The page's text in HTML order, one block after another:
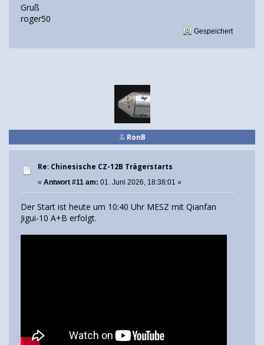
Gruß
roger50
Gespeichert
RonB
Re: Chinesische CZ-12B Trägerstarts
« Antwort #11 am: 01. Juni 2026, 18:38:01 »
Der Start ist heute um 10:40 Uhr MESZ mit Qianfan
Jigui-10 A+B erfolgt.